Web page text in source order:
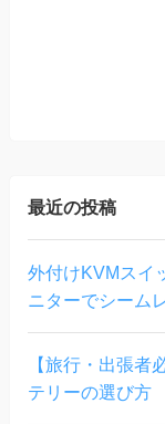
最近の投稿
外付けKVMスイ
ニターでシーム
【旅行・出張者
テリーの選び方